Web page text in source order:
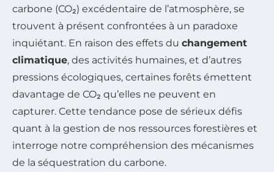
carbone (CO₂) excédentaire de l’atmosphère, se
trouvent à présent confrontées à un paradoxe
inquiétant. En raison des effets du changement
climatique, des activités humaines, et d’autres
pressions écologiques, certaines forêts émettent
davantage de CO₂ qu’elles ne peuvent en
capturer. Cette tendance pose de sérieux défis
quant à la gestion de nos ressources forestières et
interroge notre compréhension des mécanismes
de la séquestration du carbone.